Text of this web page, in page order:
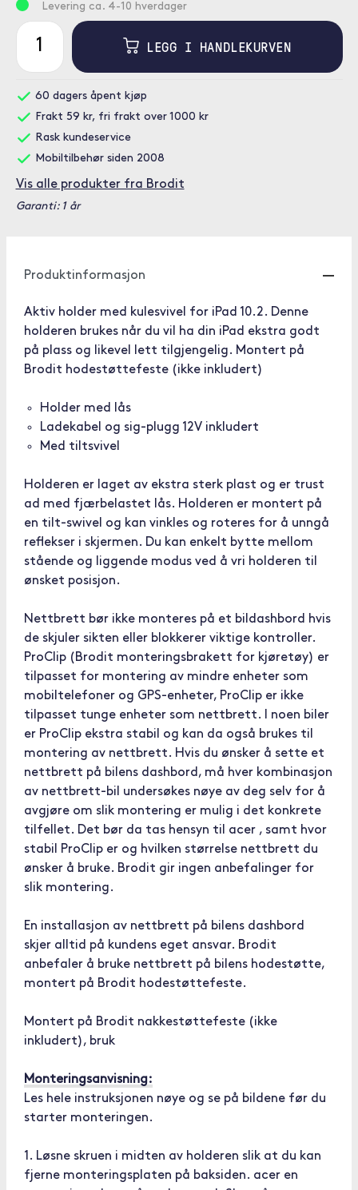
Levering ca. 4-10 hverdager
LEGG I HANDLEKURVEN
60 dagers åpent kjøp
Frakt 59 kr, fri frakt over 1000 kr
Rask kundeservice
Mobiltilbehør siden 2008
Vis alle produkter fra Brodit
Garanti: 1 år
Produktinformasjon
Aktiv holder med kulesvivel for iPad 10.2. Denne
holderen brukes når du vil ha din iPad ekstra godt
på plass og likevel lett tilgjengelig. Montert på
Brodit hodestøttefeste (ikke inkludert)
Holder med lås
Ladekabel og sig-plugg 12V inkludert
Med tiltsvivel
Holderen er laget av ekstra sterk plast og er trust
ad med fjærbelastet lås. Holderen er montert på
en tilt-swivel og kan vinkles og roteres for å unngå
reflekser i skjermen. Du kan enkelt bytte mellom
stående og liggende modus ved å vri holderen til
ønsket posisjon.
Nettbrett bør ikke monteres på et bildashbord hvis
de skjuler sikten eller blokkerer viktige kontroller.
ProClip (Brodit monteringsbrakett for kjøretøy) er
tilpasset for montering av mindre enheter som
mobiltelefoner og GPS-enheter, ProClip er ikke
tilpasset tunge enheter som nettbrett. I noen biler
er ProClip ekstra stabil og kan da også brukes til
montering av nettbrett. Hvis du ønsker å sette et
nettbrett på bilens dashbord, må hver kombinasjon
av nettbrett-bil undersøkes nøye av deg selv for å
avgjøre om slik montering er mulig i det konkrete
tilfellet. Det bør da tas hensyn til acer , samt hvor
stabil ProClip er og hvilken størrelse nettbrett du
ønsker å bruke. Brodit gir ingen anbefalinger for
slik montering.
En installasjon av nettbrett på bilens dashbord
skjer alltid på kundens eget ansvar. Brodit
anbefaler å bruke nettbrett på bilens hodestøtte,
montert på Brodit hodestøttefeste.
Montert på Brodit nakkestøttefeste (ikke
inkludert), bruk
Monteringsanvisning:
Les hele instruksjonen nøye og se på bildene før du
starter monteringen.
1. Løsne skruen i midten av holderen slik at du kan
fjerne monteringsplaten på baksiden. acer en